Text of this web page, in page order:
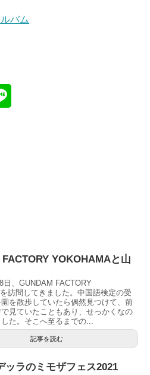
バム
YOKOHAMAと山
日、GUNDAM FACTORY
訪問してきました。中国語検定の受
を散歩していたら偶然見つけて、前
見ていたこともあり、せっかくなの
た。そこへ至るまでの...
記事を読む
ッラのミモザフェス2021